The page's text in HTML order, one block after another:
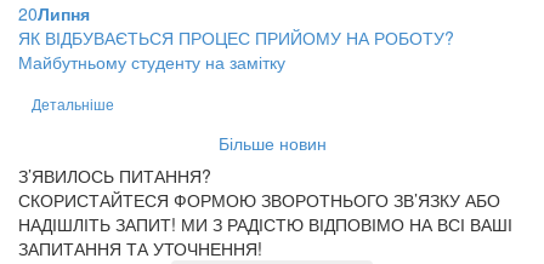
20Липня
ЯК ВІДБУВАЄТЬСЯ ПРОЦЕС ПРИЙОМУ НА РОБОТУ?
Майбутньому студенту на замітку
Детальніше
Більше новин
З’ЯВИЛОСЬ ПИТАННЯ?
СКОРИСТАЙТЕСЯ ФОРМОЮ ЗВОРОТНЬОГО ЗВ’ЯЗКУ АБО
НАДІШЛІТЬ ЗАПИТ! МИ З РАДІСТЮ ВІДПОВІМО НА ВСІ ВАШІ
ЗАПИТАННЯ ТА УТОЧНЕННЯ!